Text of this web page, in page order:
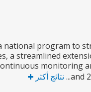
national program to
a streamlined
monitoring
and
نتائج أكثر